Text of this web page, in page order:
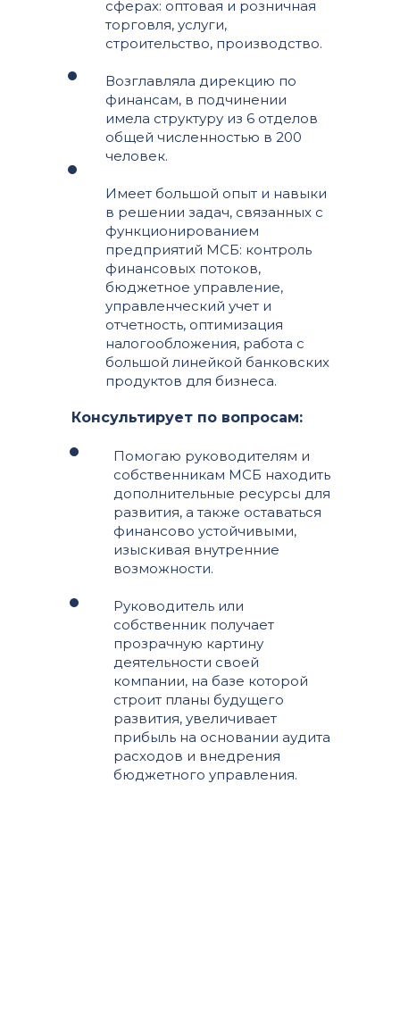
сферах: оптовая и розничная
торговля, услуги,
строительство, производство.
Возглавляла дирекцию по
финансам, в подчинении
имела структуру из 6 отделов
общей численностью в 200
человек.
Имеет большой опыт и навыки
в решении задач, связанных с
функционированием
предприятий МСБ: контроль
финансовых потоков,
бюджетное управление,
управленческий учет и
отчетность, оптимизация
налогообложения, работа с
большой линейкой банковских
продуктов для бизнеса.
Консультирует по вопросам:
Помогаю руководителям и
собственникам МСБ находить
дополнительные ресурсы для
развития, а также оставаться
финансово устойчивыми,
изыскивая внутренние
возможности.
Руководитель или
собственник получает
прозрачную картину
деятельности своей
компании, на базе которой
строит планы будущего
развития, увеличивает
прибыль на основании аудита
расходов и внедрения
бюджетного управления.